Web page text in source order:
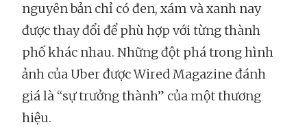
nguyên bản chỉ có đen, xám và xanh nay
được thay đổi để phù hợp với từng thành
phố khác nhau. Những đột phá trong hình
ảnh của Uber được Wired Magazine đánh
giá là “sự trưởng thành” của một thương
hiệu.